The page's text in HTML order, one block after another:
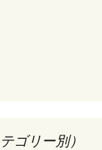
リー別）